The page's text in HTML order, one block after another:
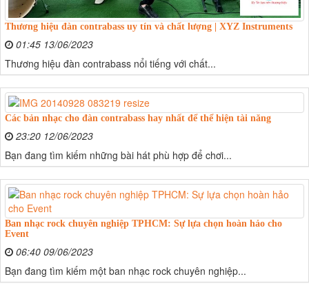
Thương hiệu đàn contrabass uy tín và chất lượng | XYZ Instruments
01:45 13/06/2023
Thương hiệu đàn contrabass nổi tiếng với chất...
Các bản nhạc cho đàn contrabass hay nhất để thể hiện tài năng
23:20 12/06/2023
Bạn đang tìm kiếm những bài hát phù hợp để chơi...
Ban nhạc rock chuyên nghiệp TPHCM: Sự lựa chọn hoàn hảo cho
Event
06:40 09/06/2023
Bạn đang tìm kiếm một ban nhạc rock chuyên nghiệp...